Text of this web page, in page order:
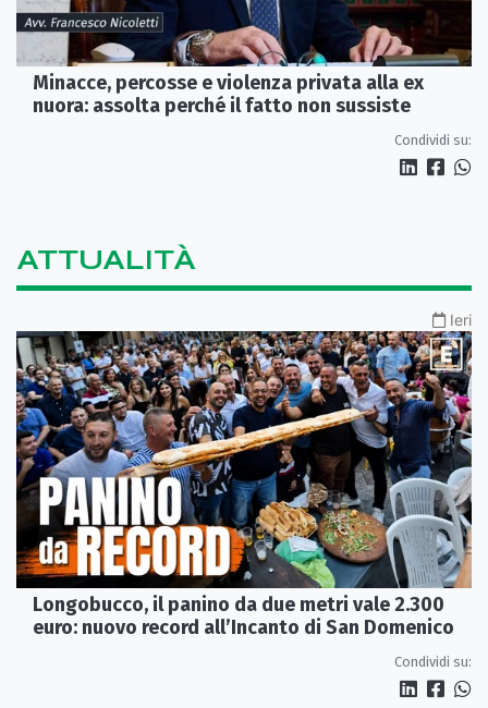
Minacce, percosse e violenza privata alla ex
nuora: assolta perché il fatto non sussiste
Condividi su:
ATTUALITÀ
Ieri
Longobucco, il panino da due metri vale 2.300
euro: nuovo record all’Incanto di San Domenico
Condividi su: